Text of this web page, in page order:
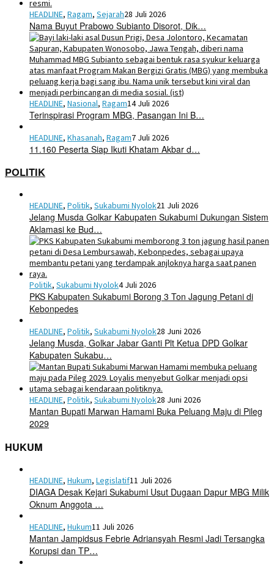
HEADLINE, Ragam, Sejarah28 Juli 2026
Nama Buyut Prabowo Subianto Disorot, Dik…
HEADLINE, Nasional, Ragam14 Juli 2026
Terinspirasi Program MBG, Pasangan Ini B…
HEADLINE, Khasanah, Ragam7 Juli 2026
11.160 Peserta Siap Ikuti Khatam Akbar d…
POLITIK
HEADLINE, Politik, Sukabumi Nyolok21 Juli 2026
Jelang Musda Golkar Kabupaten Sukabumi Dukungan Sistem
Aklamasi ke Bud…
Politik, Sukabumi Nyolok4 Juli 2026
PKS Kabupaten Sukabumi Borong 3 Ton Jagung Petani di
Kebonpedes
HEADLINE, Politik, Sukabumi Nyolok28 Juni 2026
Jelang Musda, Golkar Jabar Ganti Plt Ketua DPD Golkar
Kabupaten Sukabu…
HEADLINE, Politik, Sukabumi Nyolok28 Juni 2026
Mantan Bupati Marwan Hamami Buka Peluang Maju di Pileg
2029
HUKUM
HEADLINE, Hukum, Legislatif11 Juli 2026
DIAGA Desak Kejari Sukabumi Usut Dugaan Dapur MBG Milik
Oknum Anggota …
HEADLINE, Hukum11 Juli 2026
Mantan Jampidsus Febrie Adriansyah Resmi Jadi Tersangka
Korupsi dan TP…